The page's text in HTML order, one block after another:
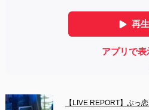
【LIVE REPORT】ぶっ